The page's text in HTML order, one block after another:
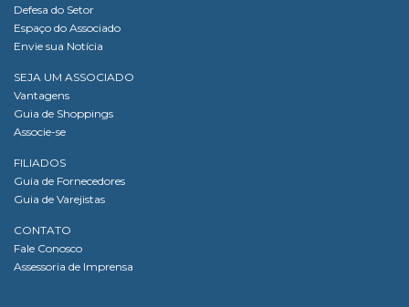
Defesa do Setor
Espaço do Associado
Envie sua Notícia
SEJA UM ASSOCIADO
Vantagens
Guia de Shoppings
Associe-se
FILIADOS
Guia de Fornecedores
Guia de Varejistas
CONTATO
Fale Conosco
Assessoria de Imprensa